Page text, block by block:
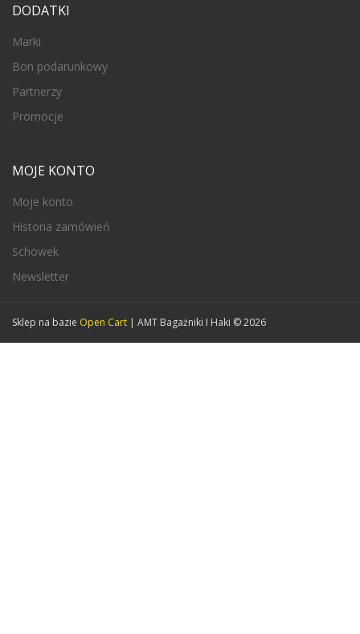
DODATKI
Marki
Bon podarunkowy
Partnerzy
Promocje
MOJE KONTO
Moje konto
Historia zamówień
Schowek
Newsletter
Sklep na bazie Open Cart | AMT Bagażniki I Haki © 2026